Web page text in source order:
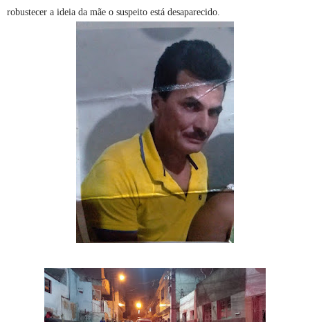
robustecer a ideia da mãe o suspeito está desaparecido.